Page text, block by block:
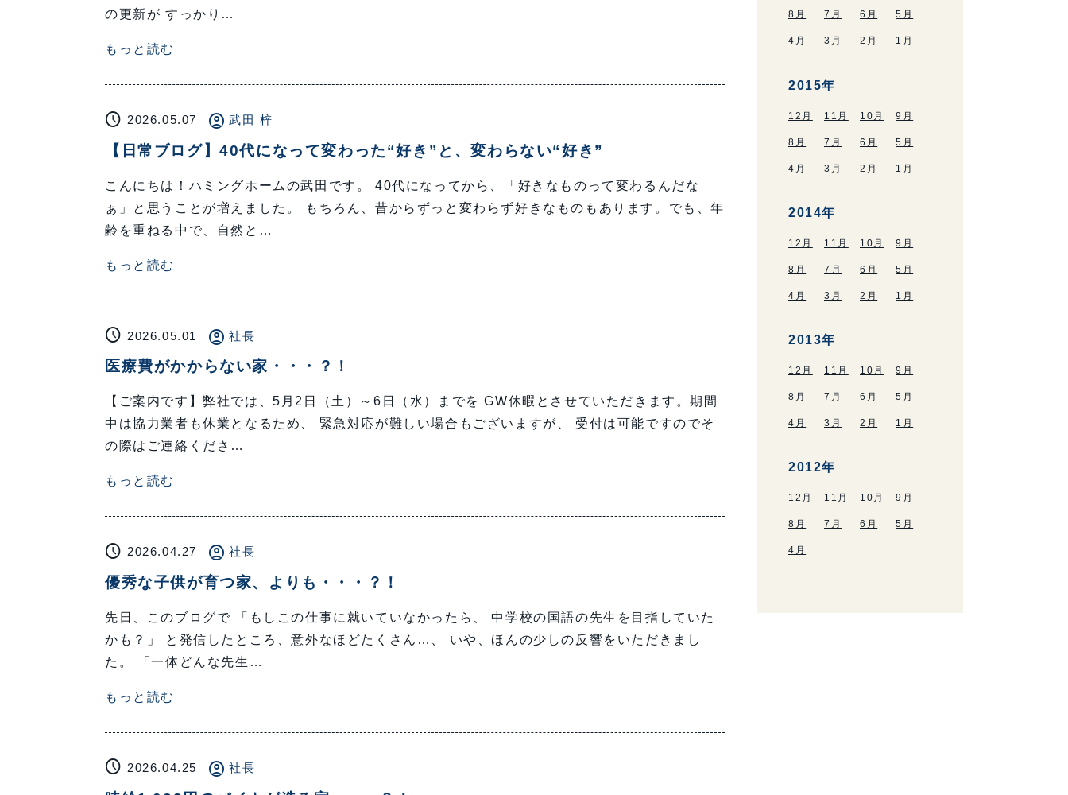
の更新が すっかり…
もっと読む
schedule 2026.05.07 account_circle 武田 梓
【日常ブログ】40代になって変わった“好き”と、変わらない“好き”
こんにちは！ハミングホームの武田です。 40代になってから、「好きなものって変わるんだな
ぁ」と思うことが増えました。 もちろん、昔からずっと変わらず好きなものもあります。でも、年
齢を重ねる中で、自然と…
もっと読む
schedule 2026.05.01 account_circle 社長
医療費がかからない家・・・？！
【ご案内です】弊社では、5月2日（土）～6日（水）までを GW休暇とさせていただきます。期間
中は協力業者も休業となるため、 緊急対応が難しい場合もございますが、 受付は可能ですのでそ
の際はご連絡くださ…
もっと読む
schedule 2026.04.27 account_circle 社長
優秀な子供が育つ家、よりも・・・？！
先日、このブログで 「もしこの仕事に就いていなかったら、 中学校の国語の先生を目指していた
かも？」 と発信したところ、意外なほどたくさん…、 いや、ほんの少しの反響をいただきまし
た。 「一体どんな先生…
もっと読む
schedule 2026.04.25 account_circle 社長
8月 7月 6月 5月
4月 3月 2月 1月
2015年
12月 11月 10月 9月
8月 7月 6月 5月
4月 3月 2月 1月
2014年
12月 11月 10月 9月
8月 7月 6月 5月
4月 3月 2月 1月
2013年
12月 11月 10月 9月
8月 7月 6月 5月
4月 3月 2月 1月
2012年
12月 11月 10月 9月
8月 7月 6月 5月
4月